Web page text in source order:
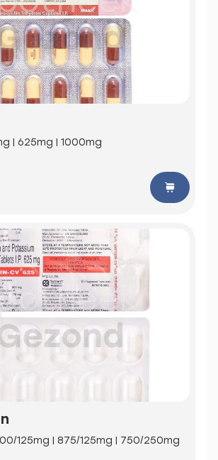
| 625mg | 1000mg
125mg | 875/125mg | 750/250mg